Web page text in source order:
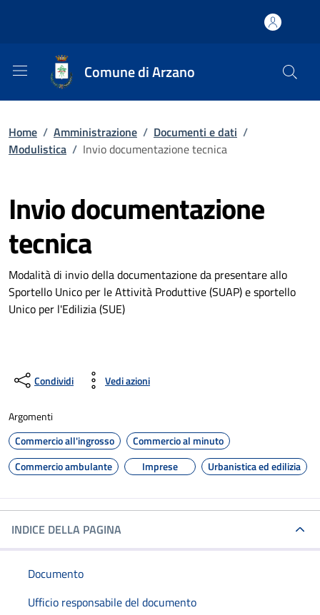
Comune di Arzano
Home / Amministrazione / Documenti e dati /
Modulistica / Invio documentazione tecnica
Invio documentazione
tecnica
Modalità di invio della documentazione da presentare allo
Sportello Unico per le Attività Produttive (SUAP) e sportello
Unico per l'Edilizia (SUE)
Condividi Vedi azioni
Argomenti
Commercio all'ingrosso
Commercio al minuto
Commercio ambulante
Imprese Urbanistica ed edilizia
INDICE DELLA PAGINA
Documento
Ufficio responsabile del documento